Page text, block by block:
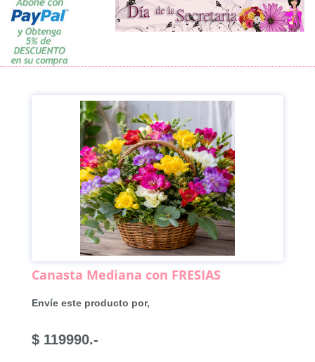
Canasta Mediana con FRESIAS
Envíe este producto por,
$ 119990.-